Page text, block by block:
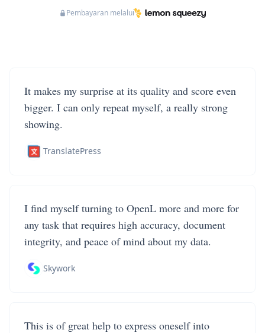
Pembayaran melalui
It makes my surprise at its quality and score even
bigger. I can only repeat myself, a really strong
showing.
TranslatePress
I find myself turning to OpenL more and more for
any task that requires high accuracy, document
integrity, and peace of mind about my data.
Skywork
This is of great help to express oneself into